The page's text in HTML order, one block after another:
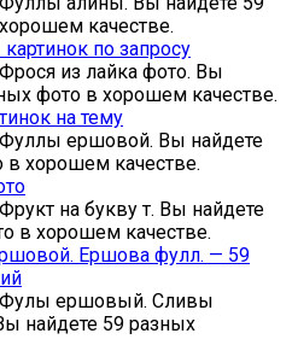
качестве.
по запросу
из лайка фото. Вы
фото в хорошем качестве.
на тему
ершовой. Вы найдете
в хорошем качестве.
на букву т. Вы найдете
в хорошем качестве.
Ершова фулл. — 59
Фулы ершовый. Сливы
найдете 59 разных